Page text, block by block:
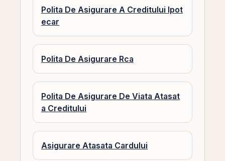
Polita De Asigurare A Creditului Ipot
ecar
Polita De Asigurare Rca
Polita De Asigurare De Viata Atasat
a Creditului
Asigurare Atasata Cardului